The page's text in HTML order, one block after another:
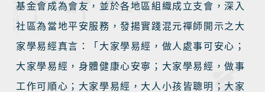
基金會成為會友，並於各地區組織成立支會，深入
社區為當地平安服務，發揚實踐混元禪師開示之大
家學易經真言：「大家學易經，做人處事可安心；
大家學易經，身體健康心安寧；大家學易經，做事
工作可順心；大家學易經，大人小孩皆聰明；大家